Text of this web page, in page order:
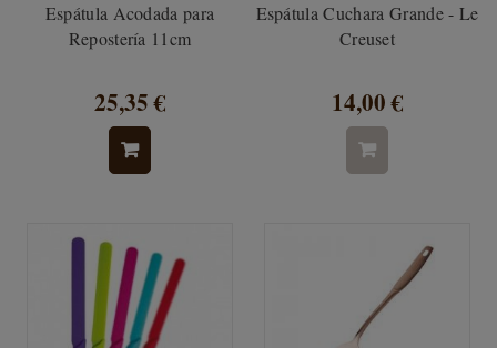
Espátula Acodada para
Repostería 11cm
25,35 €
Espátula Cuchara Grande - Le
Creuset
14,00 €